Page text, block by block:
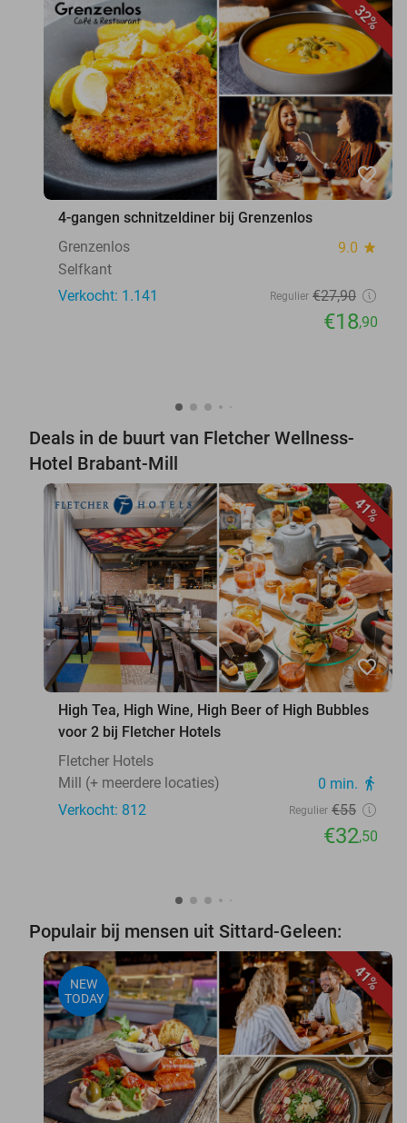
32%
favorite_border
4-gangen schnitzeldiner bij Grenzenlos
Grenzenlos
9.0 star
Selfkant
Verkocht: 1.141
Regulier €27,90
€18,90
Deals in de buurt van Fletcher Wellness-
Hotel Brabant-Mill
41%
favorite_border
High Tea, High Wine, High Beer of High Bubbles
voor 2 bij Fletcher Hotels
Fletcher Hotels
Mill (+ meerdere locaties)
0 min. directions_walk
Verkocht: 812 Regulier €55
€32,50
Populair bij mensen uit Sittard-Geleen:
41%
NEW
TODAY